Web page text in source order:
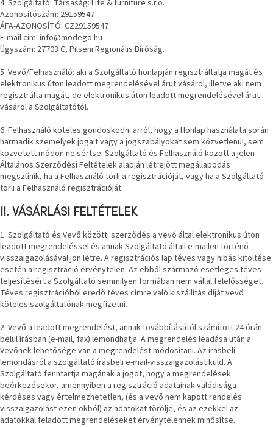
Szezonális
eladás
Trendek
Bohém
stílusú
belső
stílus
Tervezés
nap
Szent
Patrik
Belső
tér
tavaszi
színekben
Tavasz
az
asztalon
A
tűz
mellett
ülve
4. Szolgáltató: Társaság: Life & furniture s.r.o.
Azonosítószám: 29159547
ÁFA-AZONOSÍTÓ: CZ29159547
E-mail cím: info@modego.hu
Ügyszám: 27703 C, Pilseni Regionális Bíróság.
5. Vevő/Felhasználó: aki a Szolgáltató honlapján regisztráltatja magát és
elektronikus úton leadott megrendelésével árut vásárol, illetve aki nem
regisztrálta magát, de elektronikus úton leadott megrendelésével árut
vásárol a Szolgáltatótól.
6. Felhasználó köteles gondoskodni arról, hogy a Honlap használata során
harmadik személyek jogait vagy a jogszabályokat sem közvetlenül, sem
közvetett módon ne sértse. Szolgáltató és Felhasználó között a jelen
Általános Szerződési Feltételek alapján létrejött megállapodás
megszűnik, ha a Felhasználó törli a regisztrációját, vagy ha a Szolgáltató
törli a Felhasználó regisztrációját.
II. VÁSÁRLÁSI FELTÉTELEK
1. Szolgáltató és Vevő közötti szerződés a vevő által elektronikus úton
leadott megrendeléssel és annak Szolgáltató általi e-mailen történő
visszaigazolásával jön létre. A regisztrációs lap téves vagy hibás kitöltése
esetén a regisztráció érvénytelen. Az ebből származó esetleges téves
teljesítésért a Szolgáltató semmilyen formában nem vállal felelősséget.
Téves regisztrációból eredő téves címre való kiszállítás díját vevő
köteles szolgáltatónak megfizetni.
2. Vevő a leadott megrendelést, annak továbbításától számított 24 órán
belül írásban (e-mail, fax) lemondhatja. A megrendelés leadása után a
Vevőnek lehetősége van a megrendelést módosítani. Az írásbeli
lemondásról a szolgáltató írásbeli e-mail-visszaigazolást küld. A
Szolgáltató fenntartja magának a jogot, hogy a megrendelések
beérkezésekor, amennyiben a regisztráció adatainak valódisága
kérdéses vagy értelmezhetetlen, (és a vevő nem kapott rendelés
visszaigazolást ezen okból) az adatokat törölje, és az ezekkel az
adatokkal feladott megrendeléseket érvénytelennek minősítse.